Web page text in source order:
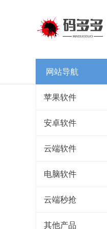
网站导航
苹果软件
安卓软件
云端软件
电脑软件
云端秒抢
其他产品